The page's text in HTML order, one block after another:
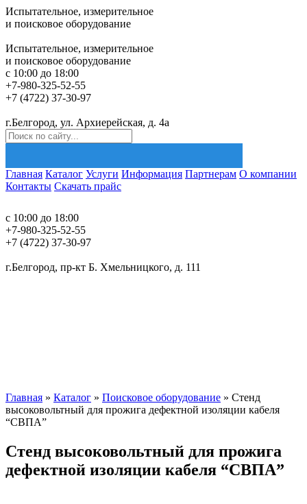
Испытательное, измерительное
и поисковое оборудование
Испытательное, измерительное
и поисковое оборудование
с 10:00 до 18:00
+7-980-325-52-55
+7 (4722) 37-30-97
г.Белгород, ул. Архиерейская, д. 4а
Главная Каталог Услуги Информация Партнерам О компании
Контакты Скачать прайс
с 10:00 до 18:00
+7-980-325-52-55
+7 (4722) 37-30-97
г.Белгород, пр-кт Б. Хмельницкого, д. 111
Главная » Каталог » Поисковое оборудование » Стенд
высоковольтный для прожига дефектной изоляции кабеля
“СВПА”
Стенд высоковольтный для прожига
дефектной изоляции кабеля “СВПА”